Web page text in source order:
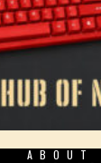
ABOUT